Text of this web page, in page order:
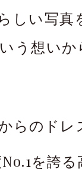
しい写真
う想いか
らのド
を誇